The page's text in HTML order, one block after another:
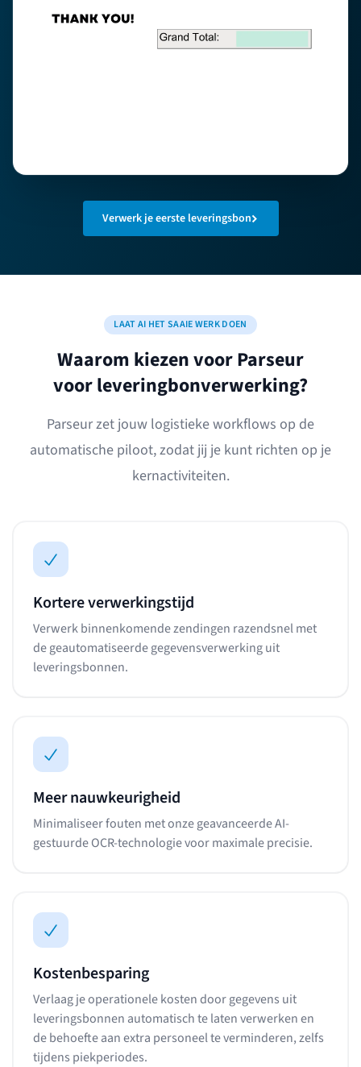
Verwerk je eerste leveringsbon
LAAT AI HET SAAIE WERK DOEN
Waarom kiezen voor Parseur
voor leveringbonverwerking?
Parseur zet jouw logistieke workflows op de
automatische piloot, zodat jij je kunt richten op je
kernactiviteiten.
Kortere verwerkingstijd
Verwerk binnenkomende zendingen razendsnel met
de geautomatiseerde gegevensverwerking uit
leveringsbonnen.
Meer nauwkeurigheid
Minimaliseer fouten met onze geavanceerde AI-
gestuurde OCR-technologie voor maximale precisie.
Kostenbesparing
Verlaag je operationele kosten door gegevens uit
leveringsbonnen automatisch te laten verwerken en
de behoefte aan extra personeel te verminderen, zelfs
tijdens piekperiodes.